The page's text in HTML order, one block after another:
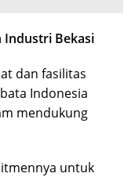
Bekasi
dan fasilitas
Indonesia
mendukung
untuk